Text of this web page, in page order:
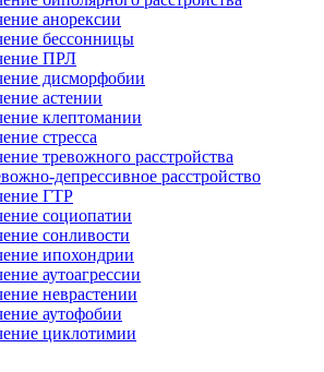
анорексии
бессонницы
ПРЛ
дисморфобии
астении
клептомании
стресса
тревожного расстройства
депрессивное расстройство
ГТР
социопатии
сонливости
ипохондрии
аутоагрессии
неврастении
аутофобии
циклотимии